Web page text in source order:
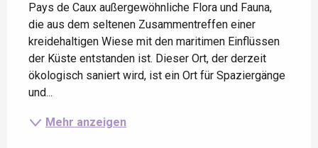
Pays de Caux außergewöhnliche Flora und Fauna,
die aus dem seltenen Zusammentreffen einer
kreidehaltigen Wiese mit den maritimen Einflüssen
der Küste entstanden ist. Dieser Ort, der derzeit
ökologisch saniert wird, ist ein Ort für Spaziergänge
und...
Mehr anzeigen